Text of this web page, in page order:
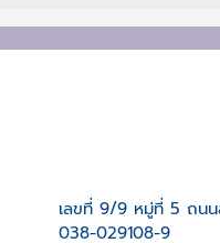
เลขที่ 9/9 หมู่ที่ 5 ถนน
038-029108-9